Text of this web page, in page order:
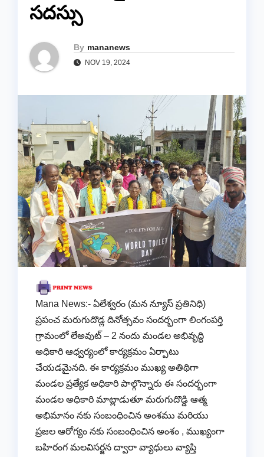
సదస్సు
By mananews
NOV 19, 2024
Mana News:- ఏలేశ్వరం (మన న్యూస్ ప్రతినిధి)
ప్రపంచ మరుగుదొడ్ల దినోత్సవం సందర్భంగా లింగంపర్తి
గ్రామంలో లేఅవుట్ – 2 నందు మండల అభివృద్ధి
అధికారి ఆధ్వర్యంలో కార్యక్రమం ఏర్పాటు
చేయడమైనది. ఈ కార్యక్రమం ముఖ్య అతిథిగా
మండల ప్రత్యేక అధికారి పాల్గొన్నారు ఈ సందర్భంగా
మండల అధికారి మాట్లాడుతూ మరుగుదొడ్డి ఆత్మ
అభిమానం నకు సంబంధించిన అంశము మరియు
ప్రజల ఆరోగ్యం నకు సంబంధించిన అంశం , ముఖ్యంగా
బహిరంగ మలవిసర్జన ద్వారా వ్యాధులు వ్యాప్తి